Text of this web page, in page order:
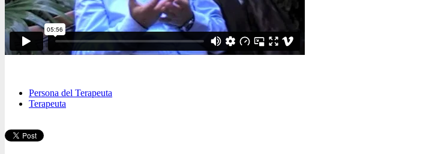
Persona del Terapeuta
Terapeuta